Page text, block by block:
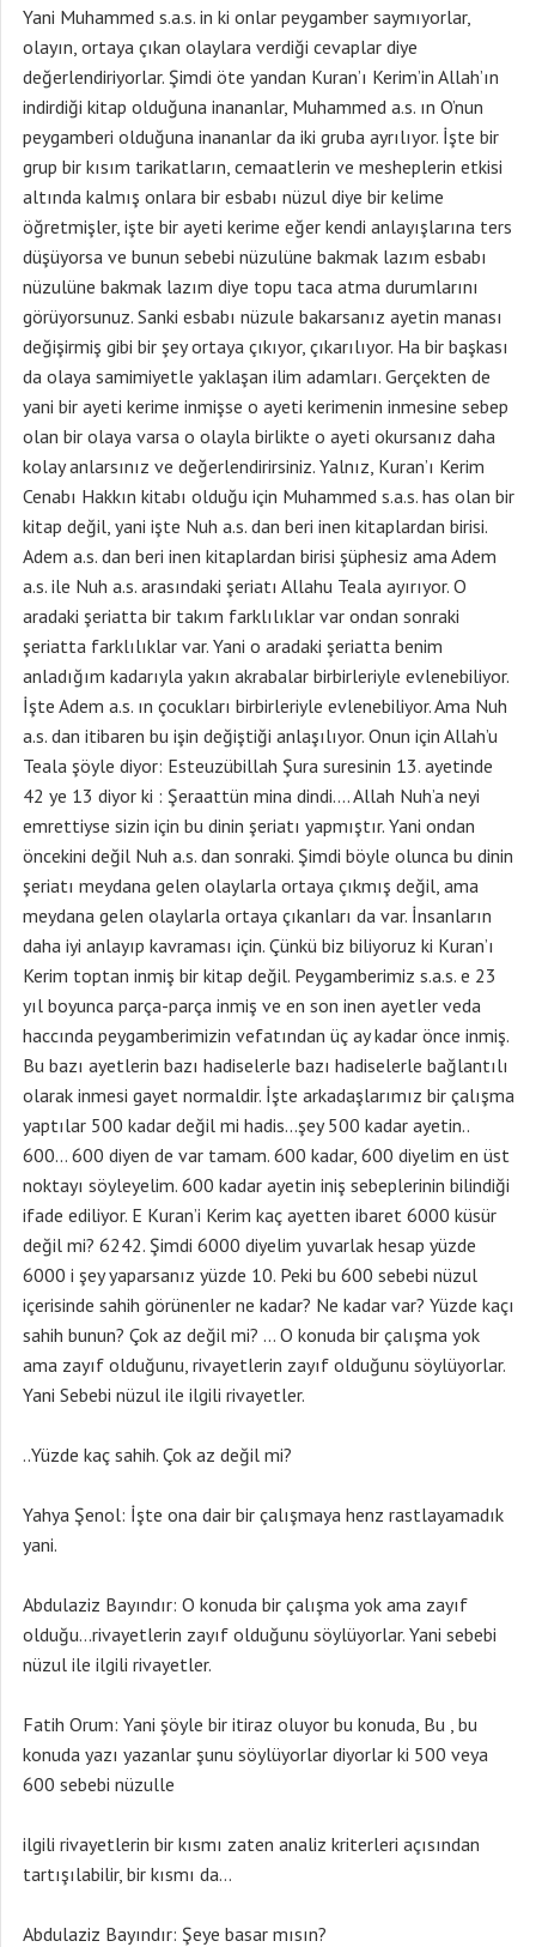
Yani Muhammed s.a.s. in ki onlar peygamber saymıyorlar,
olayın, ortaya çıkan olaylara verdiği cevaplar diye
değerlendiriyorlar. Şimdi öte yandan Kuran’ı Kerim’in Allah’ın
indirdiği kitap olduğuna inananlar, Muhammed a.s. ın O’nun
peygamberi olduğuna inananlar da iki gruba ayrılıyor. İşte bir
grup bir kısım tarikatların, cemaatlerin ve mesheplerin etkisi
altında kalmış onlara bir esbabı nüzul diye bir kelime
öğretmişler, işte bir ayeti kerime eğer kendi anlayışlarına ters
düşüyorsa ve bunun sebebi nüzulüne bakmak lazım esbabı
nüzulüne bakmak lazım diye topu taca atma durumlarını
görüyorsunuz. Sanki esbabı nüzule bakarsanız ayetin manası
değişirmiş gibi bir şey ortaya çıkıyor, çıkarılıyor. Ha bir başkası
da olaya samimiyetle yaklaşan ilim adamları. Gerçekten de
yani bir ayeti kerime inmişse o ayeti kerimenin inmesine sebep
olan bir olaya varsa o olayla birlikte o ayeti okursanız daha
kolay anlarsınız ve değerlendirirsiniz. Yalnız, Kuran’ı Kerim
Cenabı Hakkın kitabı olduğu için Muhammed s.a.s. has olan bir
kitap değil, yani işte Nuh a.s. dan beri inen kitaplardan birisi.
Adem a.s. dan beri inen kitaplardan birisi şüphesiz ama Adem
a.s. ile Nuh a.s. arasındaki şeriatı Allahu Teala ayırıyor. O
aradaki şeriatta bir takım farklılıklar var ondan sonraki
şeriatta farklılıklar var. Yani o aradaki şeriatta benim
anladığım kadarıyla yakın akrabalar birbirleriyle evlenebiliyor.
İşte Adem a.s. ın çocukları birbirleriyle evlenebiliyor. Ama Nuh
a.s. dan itibaren bu işin değiştiği anlaşılıyor. Onun için Allah’u
Teala şöyle diyor: Esteuzübillah Şura suresinin 13. ayetinde
42 ye 13 diyor ki : Şeraattün mina dindi…. Allah Nuh’a neyi
emrettiyse sizin için bu dinin şeriatı yapmıştır. Yani ondan
öncekini değil Nuh a.s. dan sonraki. Şimdi böyle olunca bu dinin
şeriatı meydana gelen olaylarla ortaya çıkmış değil, ama
meydana gelen olaylarla ortaya çıkanları da var. İnsanların
daha iyi anlayıp kavraması için. Çünkü biz biliyoruz ki Kuran’ı
Kerim toptan inmiş bir kitap değil. Peygamberimiz s.a.s. e 23
yıl boyunca parça-parça inmiş ve en son inen ayetler veda
haccında peygamberimizin vefatından üç ay kadar önce inmiş.
Bu bazı ayetlerin bazı hadiselerle bazı hadiselerle bağlantılı
olarak inmesi gayet normaldir. İşte arkadaşlarımız bir çalışma
yaptılar 500 kadar değil mi hadis…şey 500 kadar ayetin..
600… 600 diyen de var tamam. 600 kadar, 600 diyelim en üst
noktayı söyleyelim. 600 kadar ayetin iniş sebeplerinin bilindiği
ifade ediliyor. E Kuran’i Kerim kaç ayetten ibaret 6000 küsür
değil mi? 6242. Şimdi 6000 diyelim yuvarlak hesap yüzde
6000 i şey yaparsanız yüzde 10. Peki bu 600 sebebi nüzul
içerisinde sahih görünenler ne kadar? Ne kadar var? Yüzde kaçı
sahih bunun? Çok az değil mi? … O konuda bir çalışma yok
ama zayıf olduğunu, rivayetlerin zayıf olduğunu söylüyorlar.
Yani Sebebi nüzul ile ilgili rivayetler.
..Yüzde kaç sahih. Çok az değil mi?
Yahya Şenol: İşte ona dair bir çalışmaya henz rastlayamadık
yani.
Abdulaziz Bayındır: O konuda bir çalışma yok ama zayıf
olduğu…rivayetlerin zayıf olduğunu söylüyorlar. Yani sebebi
nüzul ile ilgili rivayetler.
Fatih Orum: Yani şöyle bir itiraz oluyor bu konuda, Bu , bu
konuda yazı yazanlar şunu söylüyorlar diyorlar ki 500 veya
600 sebebi nüzulle
ilgili rivayetlerin bir kısmı zaten analiz kriterleri açısından
tartışılabilir, bir kısmı da…
Abdulaziz Bayındır: Şeye basar mısın?